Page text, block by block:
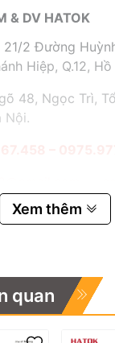
& DV HATOK
2 Đường
Hiệp, Q.12,
48, Ngọc Trì,
Nội.
Xem thêm
quan